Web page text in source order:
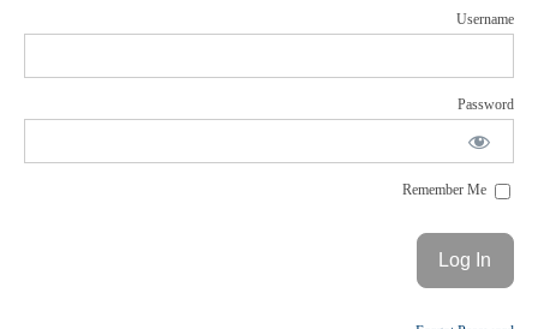
Username
Password